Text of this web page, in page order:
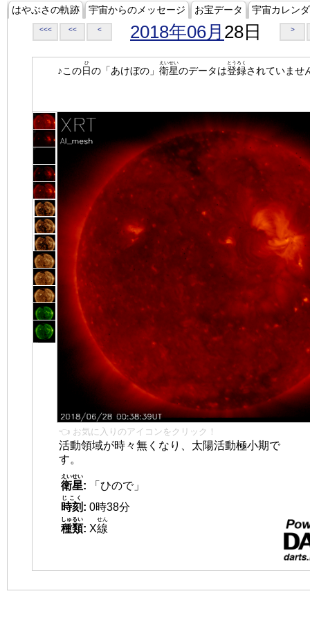
はやぶさの軌跡 宇宙からのメッセージ お宝データ 宇宙カレン
<<< << < 2018年06月 28日 >
♪この日
ひ
の「あけぼの」 衛星
えいせい
のデータは登録
とうろく
されていませ
👈 お気に入りのアイコンをクリック！
活動領域が時々無くなり、太陽活動極小期で
す。
衛星
えいせい
:
「ひので」
時刻
じこく
: 0時38分
種類
しゅるい
: X線
せん